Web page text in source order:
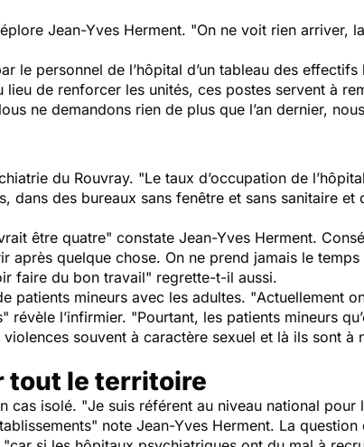
Jean-Yves Herment. "On ne voit rien arriver,
le personnel de l’hôpital d’un tableau des effectifs
de renforcer les unités, ces postes servent à
ne demandons rien de plus que l’an dernier,
du Rouvray. "Le taux d’occupation de
dans des bureaux sans fenêtre et sans sanitaire et
être quatre" constate Jean-Yves Herment.
après quelque chose. On ne prend jamais le
faire du bon travail" regrette-t-il aussi.
patients mineurs avec les adultes. "Actuellement
" révèle l’infirmier. "Pourtant, les patients mineurs
souvent à caractère sexuel et là ils sont à
tout le territoire
cas isolé. "Je suis référent au niveau national pour
" note Jean-Yves Herment. La question